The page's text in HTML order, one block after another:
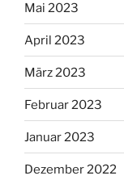
Mai 2023
April 2023
März 2023
Februar 2023
Januar 2023
Dezember 2022